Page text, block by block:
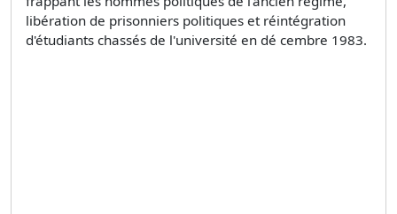
libération de prisonniers politiques et réintégration
d'étudiants chassés de l'université en dé cembre 1983.